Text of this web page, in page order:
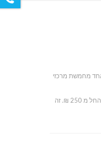
באחד מחמשת מרכזי
זה הזמן להוציא רישיון על אופנוע ים - אופנוע הים שהפך לספורט פופולארי בעל נגישות גבוהה מוביל כיום תרבות פנאי בקרב הצעירים. מועדון אופנועי הים של סקיפר24 מאפשר השכרת אופנוע ים חדש החל מ 250 ₪. זה